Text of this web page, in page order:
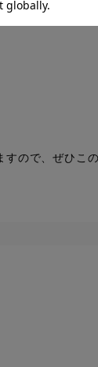
ので、ぜひこ